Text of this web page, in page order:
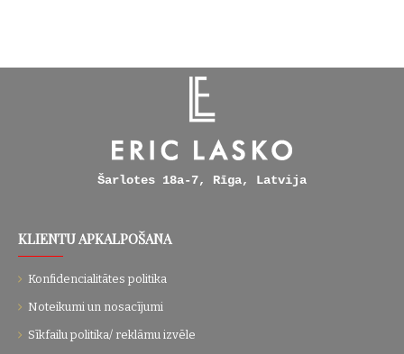
Šarlotes 18a-7, Rīga, Latvija
KLIENTU APKALPOŠANA
Konfidencialitātes politika
Noteikumi un nosacījumi
Sīkfailu politika/ reklāmu izvēle